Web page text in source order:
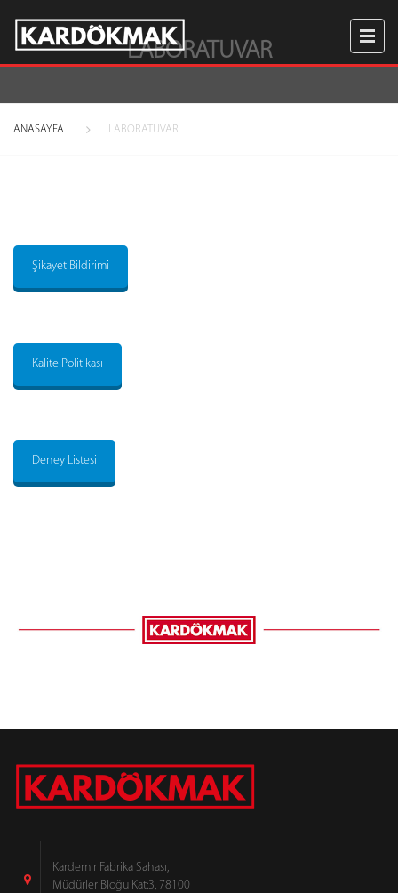
LABORATUVAR
ANASAYFA LABORATUVAR
Şikayet Bildirimi
Kalite Politikası
Deney Listesi
Kardemir Fabrika Sahası,
Müdürler Bloğu Kat:3, 78100